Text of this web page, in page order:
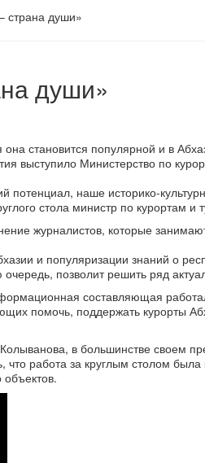
страна души»
души»
становится популярной и в
выступило Министерство по
потенциал, наше историко-
стола министр по курортам
журналистов, которые
и популяризации знаний о
позволит решить ряд
составляющая
помочь, поддержать курорты
в большинстве своем
работа за круглым столом была